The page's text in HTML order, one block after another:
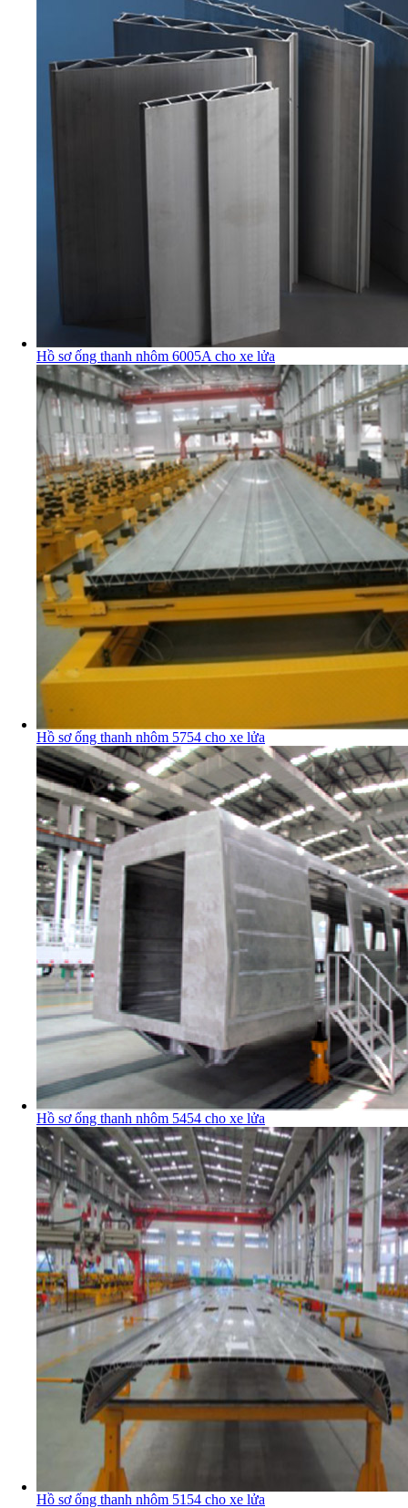
Hồ sơ ống thanh nhôm 6005A cho xe lửa
Hồ sơ ống thanh nhôm 5754 cho xe lửa
Hồ sơ ống thanh nhôm 5454 cho xe lửa
Hồ sơ ống thanh nhôm 5154 cho xe lửa